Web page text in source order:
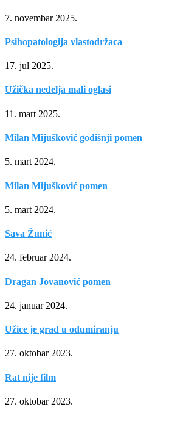
7. novembar 2025.
Psihopatologija vlastodržaca
17. jul 2025.
Užička nedelja mali oglasi
11. mart 2025.
Milan Mijušković godišnji pomen
5. mart 2024.
Milan Mijušković pomen
5. mart 2024.
Sava Žunić
24. februar 2024.
Dragan Jovanović pomen
24. januar 2024.
Užice je grad u odumiranju
27. oktobar 2023.
Rat nije film
27. oktobar 2023.